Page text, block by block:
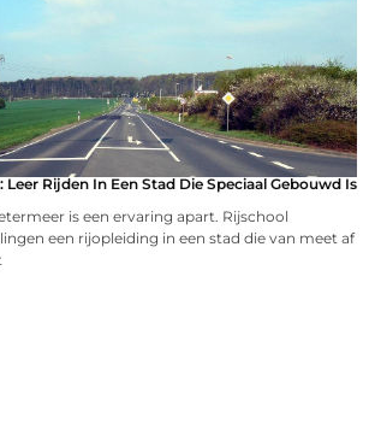
Rijden In Een Stad Die Speciaal Gebouwd Is
is een ervaring apart. Rijschool
een rijopleiding in een stad die van meet af